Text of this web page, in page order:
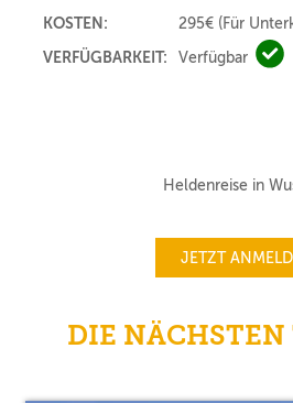
KOSTEN:
295€ (Für
VERFÜGBARKEIT:
Verfügbar
Heldenreise in
JETZT
DIE